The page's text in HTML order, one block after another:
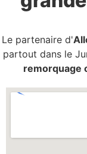
Le partenaire d'
partout dans le
remorquage